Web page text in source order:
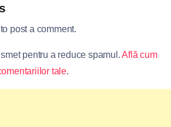
to post a comment.
pentru a reduce spamul.Află cum
tale.